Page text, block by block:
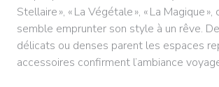
Stellaire », « La Végétale », « La Magique
semble emprunter son style à un rêve.
délicats ou denses parent les espaces
accessoires confirment l’ambiance